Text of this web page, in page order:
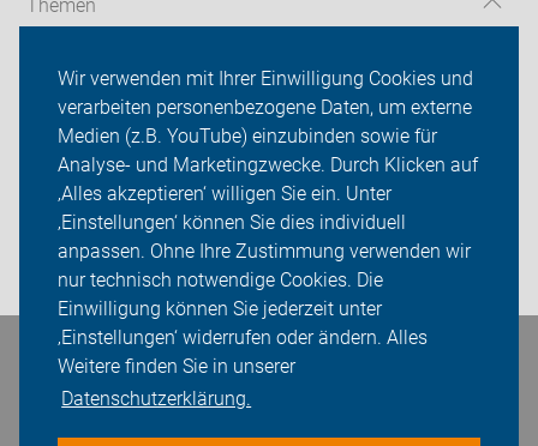
Wir verwenden mit Ihrer Einwilligung Cookies und
verarbeiten personenbezogene Daten, um externe
Medien (z.B. YouTube) einzubinden sowie für
Analyse- und Marketingzwecke. Durch Klicken auf
‚Alles akzeptieren‘ willigen Sie ein. Unter
‚Einstellungen‘ können Sie dies individuell
anpassen. Ohne Ihre Zustimmung verwenden wir
nur technisch notwendige Cookies. Die
Einwilligung können Sie jederzeit unter
‚Einstellungen‘ widerrufen oder ändern. Alles
Weitere finden Sie in unserer
Datenschutzerklärung.
Themen
ADFC Hof
ADFC Hof "Des sen mir!"
Sei dabei
Login
Bleiben Sie in Kontakt